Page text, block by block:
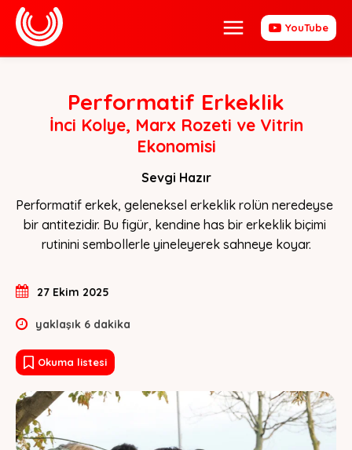
YouTube
Performatif Erkeklik
İnci Kolye, Marx Rozeti ve Vitrin
Ekonomisi
Sevgi Hazır
Performatif erkek, geleneksel erkeklik rolün neredeyse
bir antitezidir. Bu figür, kendine has bir erkeklik biçimi
rutinini sembollerle yineleyerek sahneye koyar.
27 Ekim 2025
yaklaşık 6 dakika
Okuma listesi